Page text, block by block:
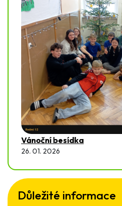
Důležité informace
Vánoční besídka
26. 01. 2026